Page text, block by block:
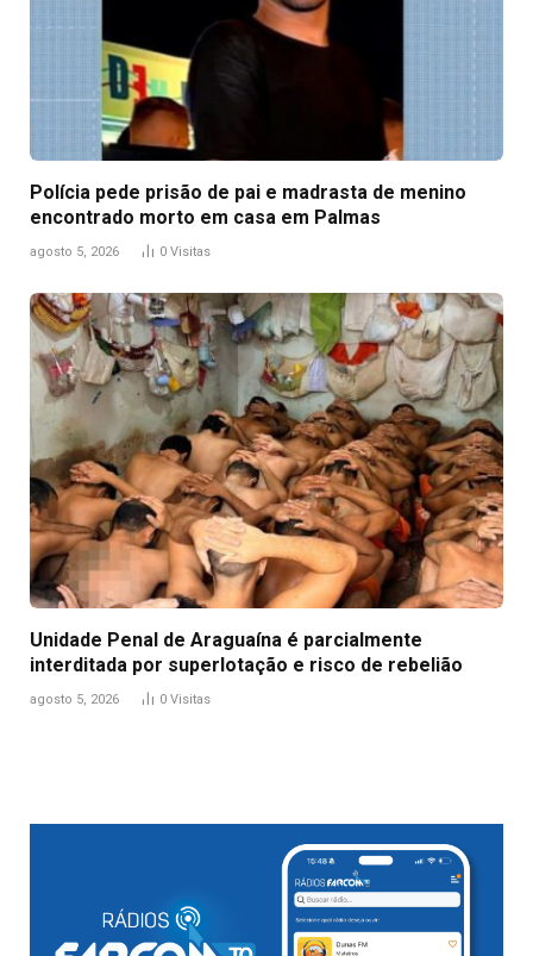
Polícia pede prisão de pai e madrasta de menino
encontrado morto em casa em Palmas
agosto 5, 2026 0 Visitas
Unidade Penal de Araguaína é parcialmente
interditada por superlotação e risco de rebelião
agosto 5, 2026 0 Visitas